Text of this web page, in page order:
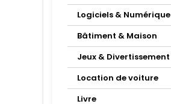
Logiciels & Numérique
Bâtiment & Maison
Jeux & Divertissement
Location de voiture
Livre